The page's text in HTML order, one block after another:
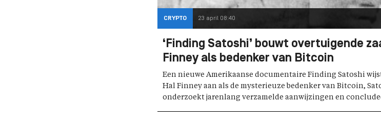
CRYPTO 23 april 08:40
‘Finding Satoshi’ bouwt overtuigende
Finney als bedenker van Bitcoin
Een nieuwe Amerikaanse documentaire Finding Satoshi
Hal Finney aan als de mysterieuze bedenker van Bitcoin,
onderzoekt jarenlang verzamelde aanwijzingen en